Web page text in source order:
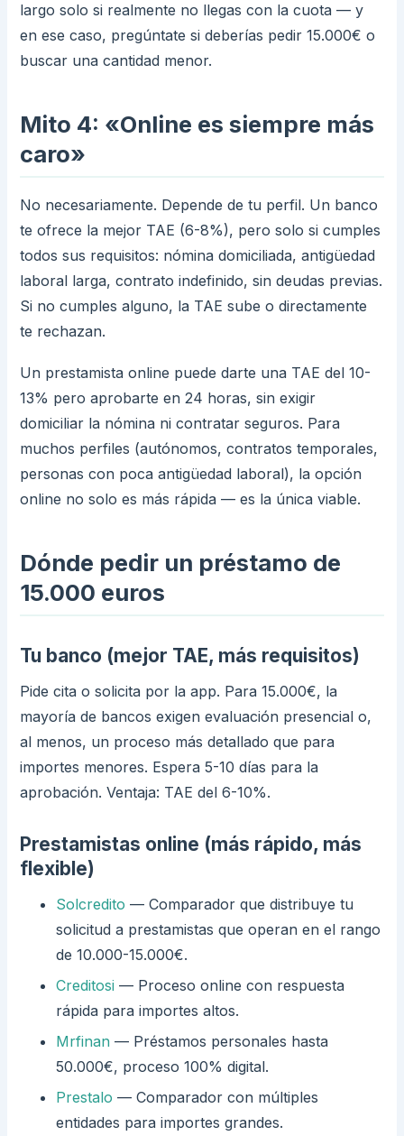
largo solo si realmente no llegas con la cuota — y
en ese caso, pregúntate si deberías pedir 15.000€ o
buscar una cantidad menor.
Mito 4: «Online es siempre más
caro»
No necesariamente. Depende de tu perfil. Un banco
te ofrece la mejor TAE (6-8%), pero solo si cumples
todos sus requisitos: nómina domiciliada, antigüedad
laboral larga, contrato indefinido, sin deudas previas.
Si no cumples alguno, la TAE sube o directamente
te rechazan.
Un prestamista online puede darte una TAE del 10-
13% pero aprobarte en 24 horas, sin exigir
domiciliar la nómina ni contratar seguros. Para
muchos perfiles (autónomos, contratos temporales,
personas con poca antigüedad laboral), la opción
online no solo es más rápida — es la única viable.
Dónde pedir un préstamo de
15.000 euros
Tu banco (mejor TAE, más requisitos)
Pide cita o solicita por la app. Para 15.000€, la
mayoría de bancos exigen evaluación presencial o,
al menos, un proceso más detallado que para
importes menores. Espera 5-10 días para la
aprobación. Ventaja: TAE del 6-10%.
Prestamistas online (más rápido, más
flexible)
Solcredito — Comparador que distribuye tu
solicitud a prestamistas que operan en el rango
de 10.000-15.000€.
Creditosi — Proceso online con respuesta
rápida para importes altos.
Mrfinan — Préstamos personales hasta
50.000€, proceso 100% digital.
Prestalo — Comparador con múltiples
entidades para importes grandes.